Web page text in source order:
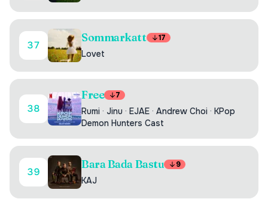
37
Sommarkatt 17
Lovet
38
Free 7
Rumi · Jinu · EJAE · Andrew Choi · KPop
Demon Hunters Cast
39
Bara Bada Bastu 9
KAJ